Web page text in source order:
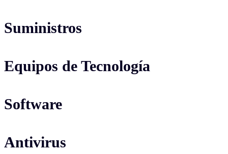
Suministros
Equipos de Tecnología
Software
Antivirus